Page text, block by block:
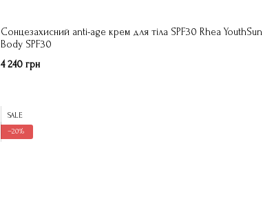
Сонцезахисний anti-age крем для тіла SPF30 Rhea YouthSun
Body SPF30
4 240 грн
SALE
−20%